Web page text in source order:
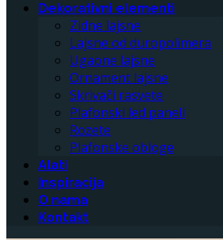
Dekorativni elementi
Zidne lajsne
Lajsne od duropolimera
Ugaone lajsne
Ornament lajsne
Skrivači rasvete
Plafonski led paneli
Rozete
Plafonske obloge
Alati
Inspiracija
O nama
Kontakt